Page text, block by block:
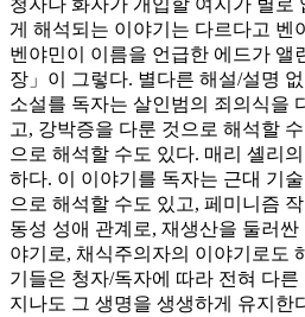
청자나 화자가 개입할 여지가 별로
게 해석되는 이야기는 다르다고 벤
벤야민이 이름을 언급한 에드가 앨
장」이 그렇다. 별다른 해설/설명
소설를 독자는 살인범의 죄의식을
고, 강박증을 다룬 것으로 해석할
으로 해석할 수도 있다. 매리 셸리
하다. 이 이야기를 독자는 근대 기
으로 해석할 수도 있고, 페미니즘
동성 성애 관계로, 재생산을 둘러싼
야기로, 채식주의자의 이야기로도
기들은 청자/독자에 따라 전혀 다른
지나도 그 생명을 생생하게 유지한